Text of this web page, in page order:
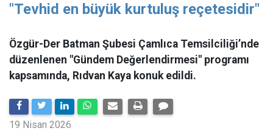
"Tevhid en büyük kurtuluş reçetesidir"
Özgür-Der Batman Şubesi Çamlıca Temsilciliği’nde
düzenlenen "Gündem Değerlendirmesi" programı
kapsamında, Rıdvan Kaya konuk edildi.
19 Nisan 2026